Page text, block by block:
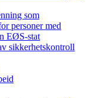
som
personer med
EØS-stat
sikkerhetskontroll